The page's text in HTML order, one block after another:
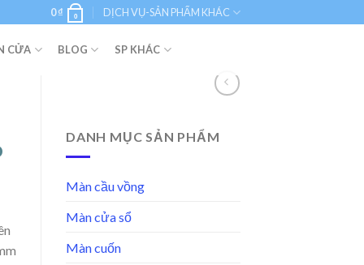
0₫ 0 DỊCH VỤ-SẢN PHẨM KHÁC
CỬA BLOG SP KHÁC
DANH MỤC SẢN PHẨM
Màn cầu vồng
Màn cửa sổ
Màn cuốn